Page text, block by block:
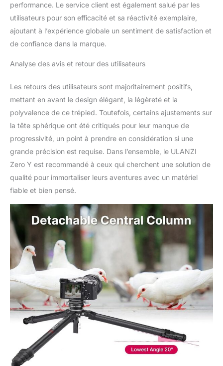
▶【Service Après-Vente
et Liste des Produits】La
période de garantie est
de 1 an. Liste
avec ZERO Y trépied en
de trépied 1, plaque de
pointes de pied,
compatible avec les
appareils photo reflex
numériques, caméras
vidéo, Canon, Nikon,
Sony, Olympus, Fujifilm,
etc.
performance. Le service client est également salué par les
utilisateurs pour son efficacité et sa réactivité exemplaire,
ajoutant à l’expérience globale un sentiment de satisfaction et
de confiance dans la marque.
Analyse des avis et retour des utilisateurs
Les retours des utilisateurs sont majoritairement positifs,
mettant en avant le design élégant, la légèreté et la
polyvalence de ce trépied. Toutefois, certains ajustements sur
la tête sphérique ont été critiqués pour leur manque de
progressivité, un point à prendre en considération si une
grande précision est requise. Dans l’ensemble, le ULANZI
Zero Y est recommandé à ceux qui cherchent une solution de
qualité pour immortaliser leurs aventures avec un matériel
fiable et bien pensé.